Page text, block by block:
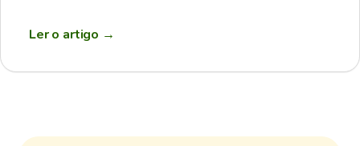
Ler o artigo →